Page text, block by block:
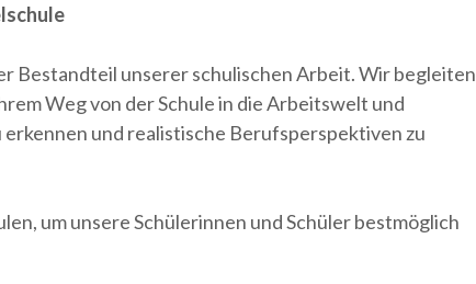
Bestandteil unserer schulischen Arbeit. Wir begleiten
Weg von der Schule in die Arbeitswelt und
und realistische Berufsperspektiven zu
um unsere Schülerinnen und Schüler bestmöglich